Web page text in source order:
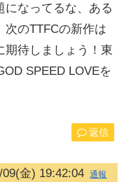
になってるな、ある
次のTTFCの新作は
期待しましょう！東
SPEED LOVEを
返信
金) 19:42:04 通報